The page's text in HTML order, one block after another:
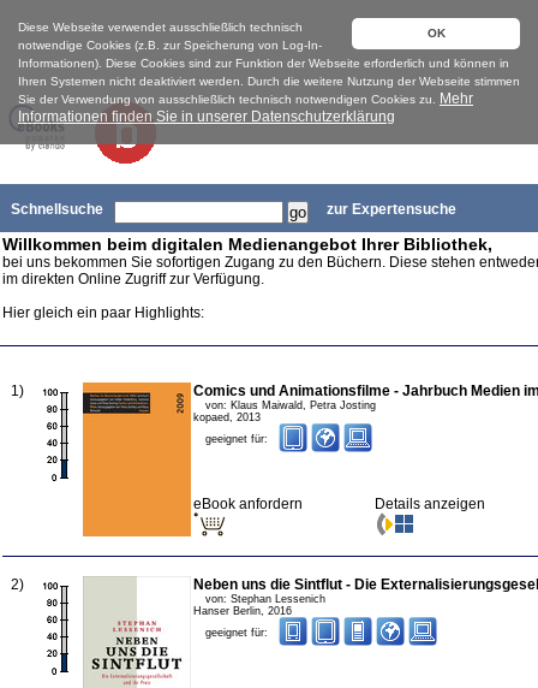
OK
Diese Webseite verwendet ausschließlich technisch
notwendige Cookies (z.B. zur Speicherung von Log-In-
Informationen). Diese Cookies sind zur Funktion der Webseite erforderlich und können in
Ihren Systemen nicht deaktiviert werden. Durch die weitere Nutzung der Webseite stimmen
Sie der Verwendung von ausschließlich technisch notwendigen Cookies zu.
Mehr
Informationen finden Sie in unserer Datenschutzerklärung
Schnellsuche zur Expertensuche
Willkommen beim digitalen Medienangebot Ihrer Bibliothek,
bei uns bekommen Sie sofortigen Zugang zu den Büchern. Diese stehen
im direkten Online Zugriff zur Verfügung.
Hier gleich ein paar Highlights:
1) Comics und Animationsfilme - Jahrbuch Medien
von: Klaus Maiwald, Petra Josting
kopaed, 2013
geeignet für:
eBook anfordern Details anzeigen
2) Neben uns die Sintflut - Die
von: Stephan Lessenich
Hanser Berlin, 2016
geeignet für: